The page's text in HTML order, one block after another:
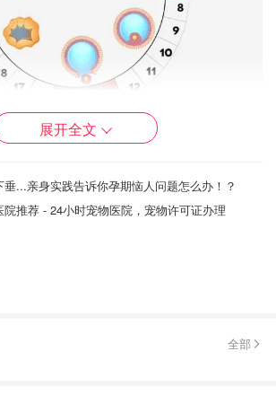
转自BabyHopes，版权属于原作者）
计划内的事情时，很多准妈们就会开始
。一般来说，用排卵试纸测试自己的排
展开全文
...亲身实践告诉你孕期恼人问题怎么办！？
院推荐 - 24小时宠物医院，宠物许可证办理
全部